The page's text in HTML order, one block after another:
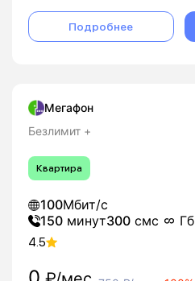
Подробнее
Мегафон
Безлимит +
Квартира
100Мбит/с
150 минут300 смс Гб
4.5